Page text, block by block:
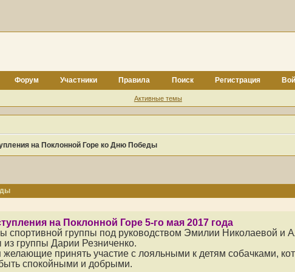
Форум Участники Правила Поиск Регистрация
Активные темы
на Поклонной Горе ко Дню Победы
на Поклонной Горе 5-го мая 2017 года
спортивной группы под руководством Эмилии Николаевой и
группы Дарии Резниченко.
принять участие с лояльными к детям собачками,
спокойными и добрыми.